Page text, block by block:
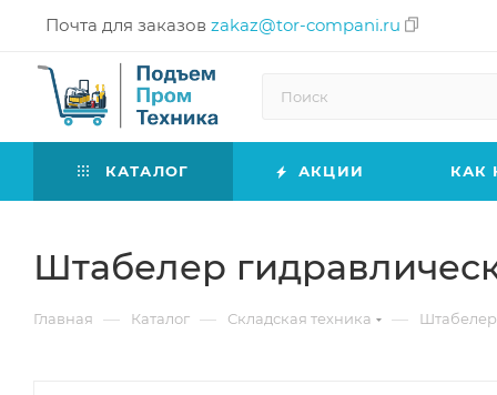
Почта для заказов zakaz@tor-compani.ru
КАТАЛОГ АКЦИИ КАК
Штабелер
Главная — Каталог — Складская техника —